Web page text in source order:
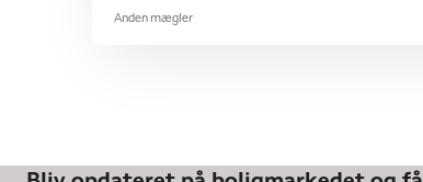
Anden mægler